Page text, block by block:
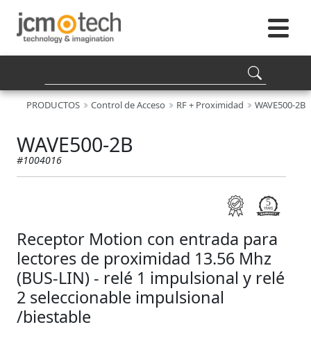
PRODUCTOS Control de Acceso RF + Proximidad WAVE500-2B
WAVE500-2B
#1004016
Receptor Motion con entrada para
lectores de proximidad 13.56 Mhz
(BUS-LIN) - relé 1 impulsional y relé
2 seleccionable impulsional
/biestable